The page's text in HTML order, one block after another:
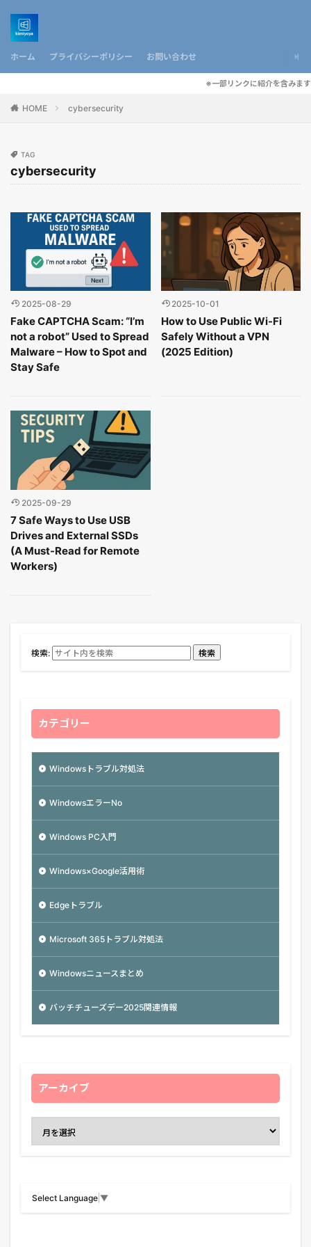
ホーム プライバシーポリシー お問い合わせ
※一部リンクに紹介を含みます
HOME cybersecurity
TAG
cybersecurity
2025-08-29
Fake CAPTCHA Scam: “I’m
not a robot” Used to Spread
Malware – How to Spot and
Stay Safe
2025-10-01
How to Use Public Wi-Fi
Safely Without a VPN
(2025 Edition)
2025-09-29
7 Safe Ways to Use USB
Drives and External SSDs
(A Must-Read for Remote
Workers)
検索: 検索
カテゴリー
Windowsトラブル対処法
WindowsエラーNo
Windows PC入門
Windows×Google活用術
Edgeトラブル
Microsoft 365トラブル対処法
Windowsニュースまとめ
バッチチューズデー2025関連情報
アーカイブ
Select Language ▼